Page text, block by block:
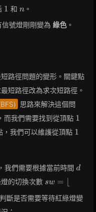
1
1 和 n
n 。
信號燈剛剛變為 綠色 。
路徑問題的變形。關鍵點
短路徑改為求次短路徑。
思路來解決這個問
而我們需要找到從頂點 1
1
，我們可以維護從頂點 1
1
我們需要根據當前時間 d
d
的切換次數 sw =
\lfloor
\frac{d}
sw =
斷是否需要等待紅綠燈變